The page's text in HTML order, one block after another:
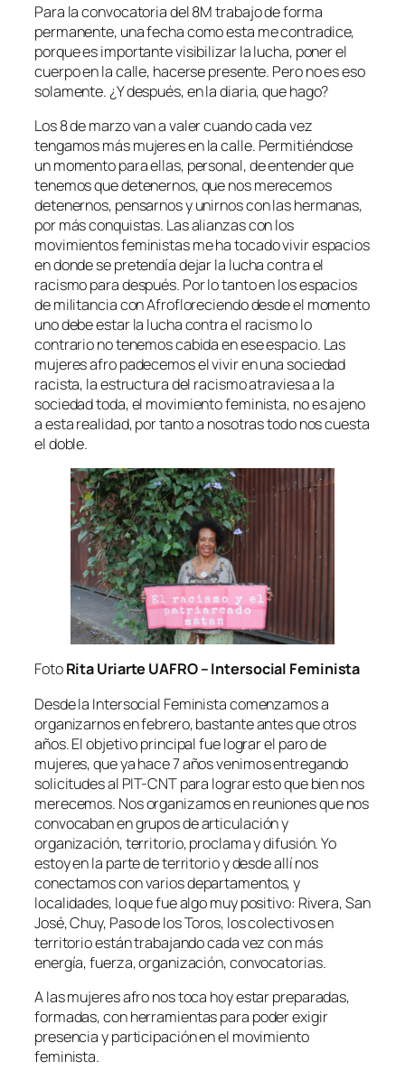
Para la convocatoria del 8M trabajo de forma
permanente, una fecha como esta me contradice,
porque es importante visibilizar la lucha, poner el
cuerpo en la calle, hacerse presente. Pero no es eso
solamente. ¿Y después, en la diaria, que hago?
Los 8 de marzo van a valer cuando cada vez
tengamos más mujeres en la calle. Permitiéndose
un momento para ellas, personal, de entender que
tenemos que detenernos, que nos merecemos
detenernos, pensarnos y unirnos con las hermanas,
por más conquistas. Las alianzas con los
movimientos feministas me ha tocado vivir espacios
en donde se pretendía dejar la lucha contra el
racismo para después. Por lo tanto en los espacios
de militancia con Afrofloreciendo desde el momento
uno debe estar la lucha contra el racismo lo
contrario no tenemos cabida en ese espacio. Las
mujeres afro padecemos el vivir en una sociedad
racista, la estructura del racismo atraviesa a la
sociedad toda, el movimiento feminista, no es ajeno
a esta realidad, por tanto a nosotras todo nos cuesta
el doble.
FotoRita Uriarte UAFRO – Intersocial Feminista
Desde la Intersocial Feminista comenzamos a
organizarnos en febrero, bastante antes que otros
años. El objetivo principal fue lograr el paro de
mujeres, que ya hace 7 años venimos entregando
solicitudes al PIT-CNT para lograr esto que bien nos
merecemos. Nos organizamos en reuniones que nos
convocaban en grupos de articulación y
organización, territorio, proclama y difusión. Yo
estoy en la parte de territorio y desde allí nos
conectamos con varios departamentos, y
localidades, lo que fue algo muy positivo: Rivera, San
José, Chuy, Paso de los Toros, los colectivos en
territorio están trabajando cada vez con más
energía, fuerza, organización, convocatorias.
A las mujeres afro nos toca hoy estar preparadas,
formadas, con herramientas para poder exigir
presencia y participación en el movimiento
feminista.